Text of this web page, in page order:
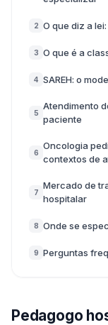
2 O que diz a
3 O que é a
4 SAREH: o
5
Atendimento
paciente
6
Oncologia
contextos de
7
Mercado de
hospitalar
8 Onde se
9 Perguntas
Pedagogo